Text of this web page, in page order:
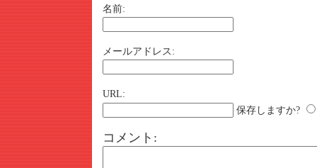
名前:
メールアドレス:
URL:
保存しますか?
コメント: